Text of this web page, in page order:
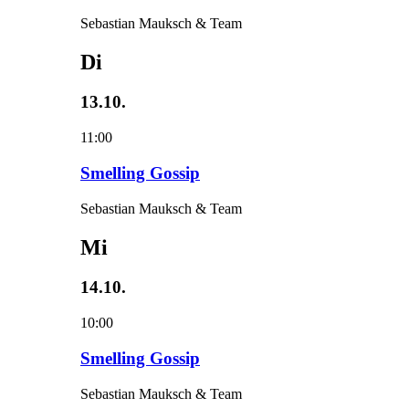
Sebastian Mauksch & Team
Di
13.10.
11:00
Smelling Gossip
Sebastian Mauksch & Team
Mi
14.10.
10:00
Smelling Gossip
Sebastian Mauksch & Team